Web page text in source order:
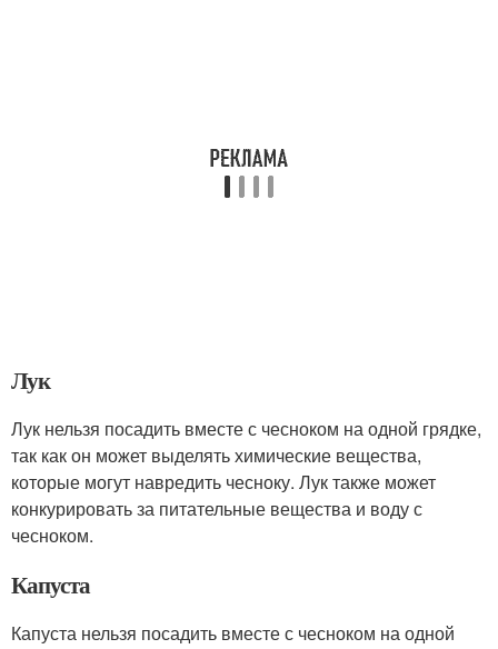
Лук
Лук нельзя посадить вместе с чесноком на одной грядке,
так как он может выделять химические вещества,
которые могут навредить чесноку. Лук также может
конкурировать за питательные вещества и воду с
чесноком.
Капуста
Капуста нельзя посадить вместе с чесноком на одной